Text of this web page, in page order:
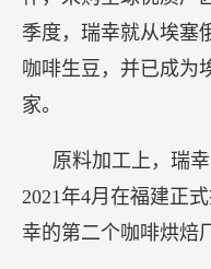
季度，瑞幸就从埃塞
咖啡生豆，并已成为
家。
原料加工上，瑞
2021年4月在福建正
幸的第二个咖啡烘焙